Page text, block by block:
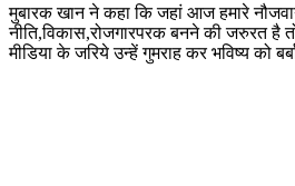
मुबारक खान ने कहा कि जहां आज हमारे
नीति,विकास,रोजगारपरक बनने की जरुरत है
मीडिया के जरिये उन्हें गुमराह कर भविष्य को